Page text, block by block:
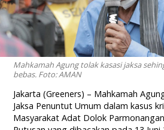
Mahkamah Agung tolak kasasi jaksa
bebas. Foto: AMAN
Jakarta (Greeners) – Mahkamah
Jaksa Penuntut Umum dalam kasus
Masyarakat Adat Dolok